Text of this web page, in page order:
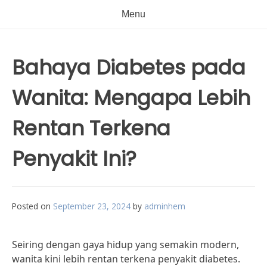
Menu
Bahaya Diabetes pada
Wanita: Mengapa Lebih
Rentan Terkena
Penyakit Ini?
Posted on September 23, 2024 by adminhem
Seiring dengan gaya hidup yang semakin modern,
wanita kini lebih rentan terkena penyakit diabetes.